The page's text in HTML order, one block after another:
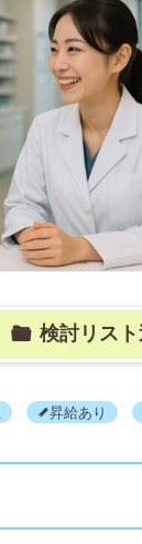
検討リス
昇給あり